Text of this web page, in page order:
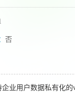
否
企业用户数据私有化的